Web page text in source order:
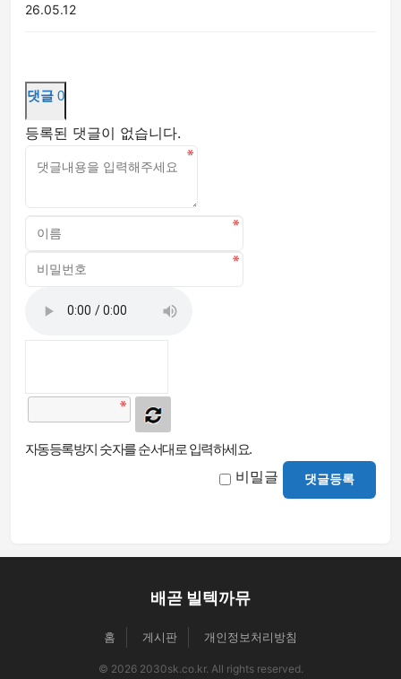
26.05.12
댓글 0
등록된 댓글이 없습니다.
자동등록방지 숫자를 순서대로 입력하세요.
비밀글 댓글등록
배곧 빌텍까뮤
홈 게시판 개인정보처리방침
© 2026 2030sk.co.kr. All rights reserved.